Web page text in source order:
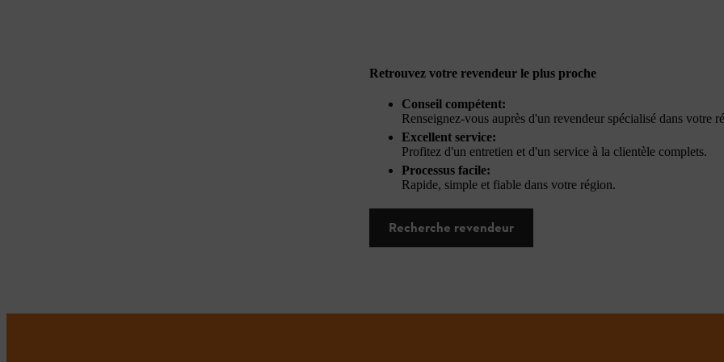
Retrouvez votre revendeur le plus proche
Conseil compétent:
Renseignez-vous auprès d'un revendeur spécialisé dans votre
Excellent service:
Profitez d'un entretien et d'un service à la clientèle complets.
Processus facile:
Rapide, simple et fiable dans votre région.
Recherche revendeur